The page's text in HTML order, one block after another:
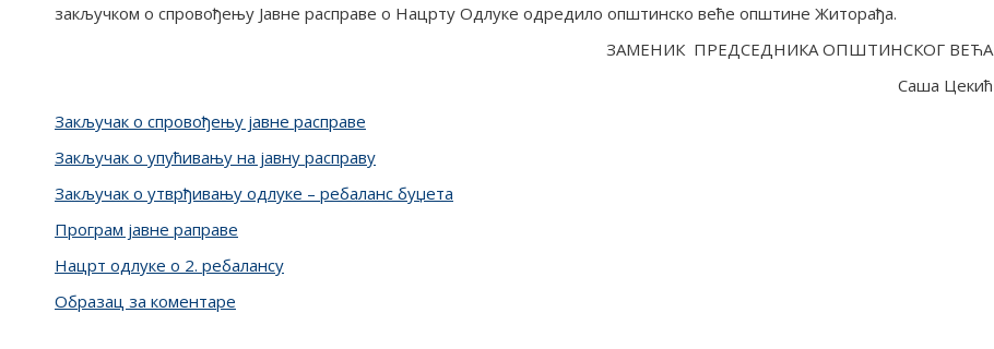
закључком о спровођењу Јавне расправе о Нацрту Одлуке одредило општинско веће општине Житорађа.
ЗАМЕНИК ПРЕДСЕДНИКА ОПШТИНСКОГ ВЕЋА
Саша Цекић
Закључак о спровођењу јавне расправе
Закључак о упућивању на јавну расправу
Закључак о утврђивању одлуке – ребаланс буџета
Програм јавне раправе
Нацрт одлуке о 2. ребалансу
Образац за коментаре